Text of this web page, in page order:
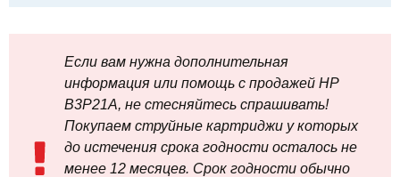
Если вам нужна дополнительная
информация или помощь с продажей HP
B3P21A, не стесняйтесь спрашивать!
Покупаем струйные картриджи у которых
до истечения срока годности осталось не
менее 12 месяцев. Срок годности обычно